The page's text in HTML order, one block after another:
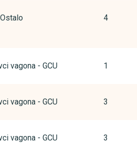
4
vagona - GCU 1
vagona - GCU 3
vagona - GCU 3